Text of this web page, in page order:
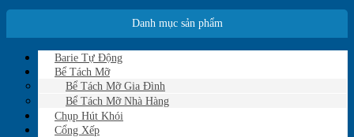
Danh mục sản phẩm
Barie Tự Động
Bể Tách Mỡ
Bể Tách Mỡ Gia Đình
Bể Tách Mỡ Nhà Hàng
Chụp Hút Khói
Cổng Xếp